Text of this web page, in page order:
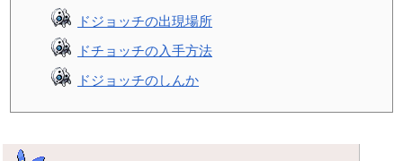
ドジョッチの出現場所
ドチョッチの入手方法
ドジョッチのしんか